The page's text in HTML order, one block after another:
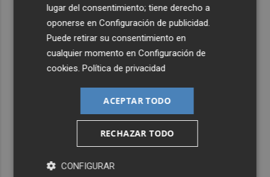
lugar del consentimiento; tiene derecho a
oponerse enConfiguración de publicidad.
Puede retirar su consentimiento en
cualquier momento enConfiguración de
cookies.Política de privacidad
ACEPTAR TODO
RECHAZAR TODO
CONFIGURAR